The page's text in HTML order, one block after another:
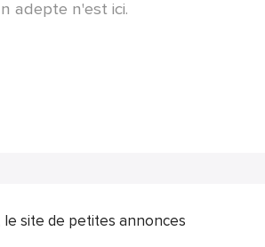
adepte n'est ici.
le site de petites annonces